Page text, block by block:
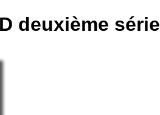
deuxième série